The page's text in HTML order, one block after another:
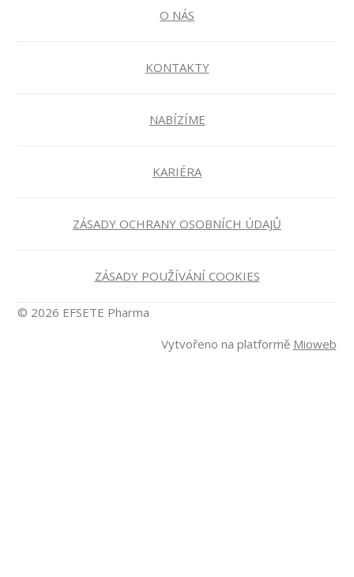
O NÁS
KONTAKTY
NABÍZÍME
KARIÉRA
ZÁSADY OCHRANY OSOBNÍCH ÚDAJŮ
ZÁSADY POUŽÍVÁNÍ COOKIES
© 2026 EFSETE Pharma
Vytvořeno na platformě Mioweb